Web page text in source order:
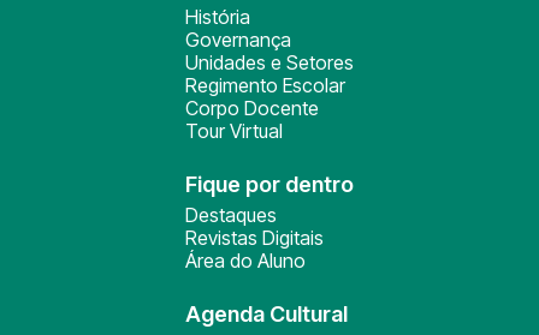
História
Governança
Unidades e Setores
Regimento Escolar
Corpo Docente
Tour Virtual
Fique por dentro
Destaques
Revistas Digitais
Área do Aluno
Agenda Cultural